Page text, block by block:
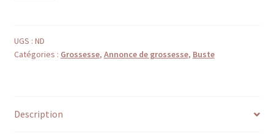
Bougie
UGS : ND
Catégories : Grossesse, Annonce de grossesse, Buste
Description